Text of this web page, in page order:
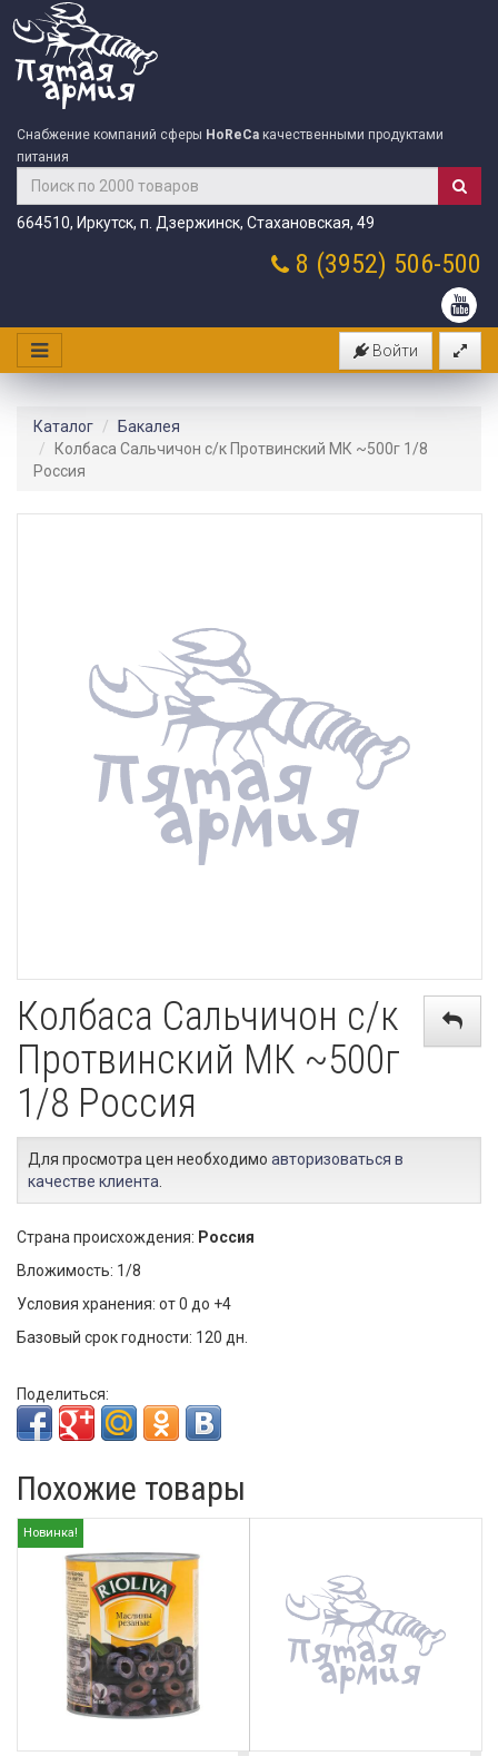
Снабжение компаний сферы HoReCa качественными продуктами
питания
664510, Иркутск, п. Дзержинск, Стахановская, 49
8 (3952) 506-500
Войти
Каталог
Бакалея
Колбаса Сальчичон с/к Протвинский МК ~500г 1/8
Россия
Колбаса Сальчичон с/к
Протвинский МК ~500г
1/8 Россия
Для просмотра цен необходимо авторизоваться в
качестве клиента
Страна происхождения: Россия
Вложимость: 1/8
Условия хранения: от 0 до +4
Базовый срок годности: 120 дн.
Поделиться:
Похожие товары
Новинка!